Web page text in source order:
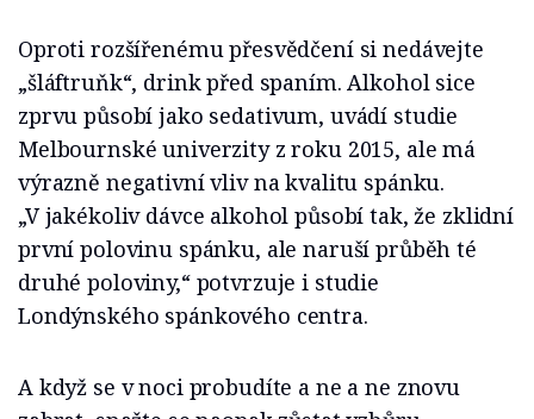
Oproti rozšířenému přesvědčení si nedávejte
„šláftruňk“, drink před spaním. Alkohol sice
zprvu působí jako sedativum, uvádí studie
Melbournské univerzity z roku 2015, ale má
výrazně negativní vliv na kvalitu spánku.
„V jakékoliv dávce alkohol působí tak, že zklidní
první polovinu spánku, ale naruší průběh té
druhé poloviny,“ potvrzuje i studie
Londýnského spánkového centra.
A když se v noci probudíte a ne a ne znovu